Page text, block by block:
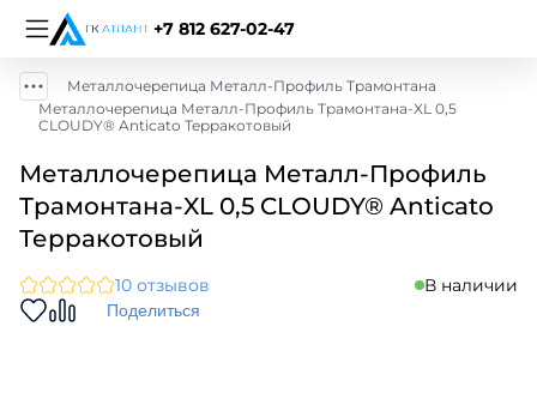
+7 812 627-02-47
Металлочерепица Металл-Профиль Трамонтана
Металлочерепица Металл-Профиль Трамонтана-XL 0,5
CLOUDY® Anticato Терракотовый
Металлочерепица Металл-Профиль
Трамонтана-XL 0,5 CLOUDY® Anticato
Терракотовый
10 отзывов В наличии
Поделиться